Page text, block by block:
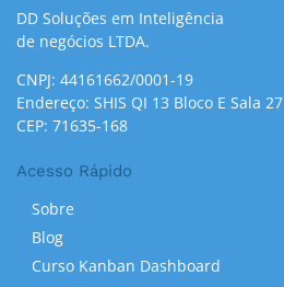
DD Soluções em Inteligência
de negócios LTDA.
CNPJ: 44161662/0001-19
Endereço: SHIS QI 13 Bloco E Sala 27
CEP: 71635-168
Acesso Rápido
Sobre
Blog
Curso Kanban Dashboard